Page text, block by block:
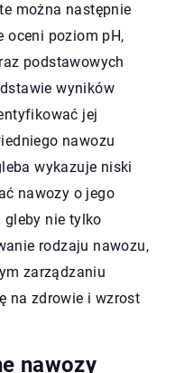
można następnie
oceni poziom pH,
podstawowych
wyników
jej
nawozu
wykazuje niski
nawozy o jego
nie tylko
rodzaju nawozu,
zarządzaniu
na zdrowie i wzrost
nawozy